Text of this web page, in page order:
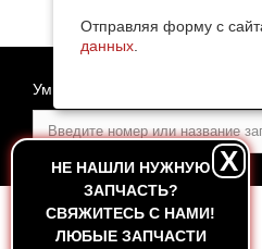
Отправляя форму с
данных
НЕ НАШЛИ НУЖНУЮ
ЗАПЧАСТЬ?
CВЯЖИТЕСЬ С НАМИ!
ЛЮБЫЕ ЗАПЧАСТИ
X
Умный поиск
ГЛАВНАЯ — SINOTRUK